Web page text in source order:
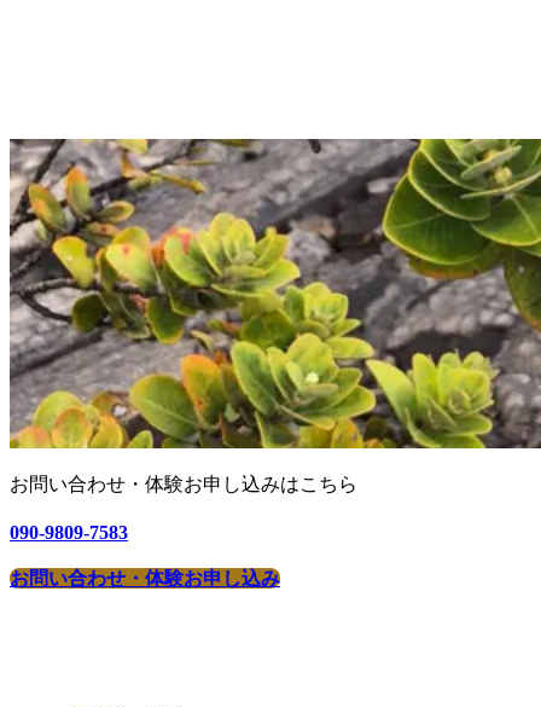
お問い合わせ・ 体験お申し込みはこちら
090-9809-7583
お問い合わせ・体験お申し込み